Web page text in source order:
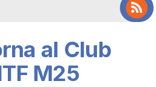
al Club
M25